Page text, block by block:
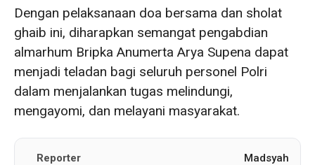
Dengan pelaksanaan doa bersama dan sholat
ghaib ini, diharapkan semangat pengabdian
almarhum Bripka Anumerta Arya Supena dapat
menjadi teladan bagi seluruh personel Polri
dalam menjalankan tugas melindungi,
mengayomi, dan melayani masyarakat.
Reporter
Madsyah